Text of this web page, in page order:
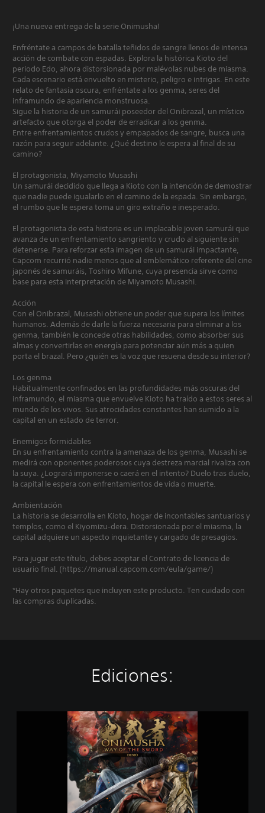
¡Una nueva entrega de la serie Onimusha!
Enfréntate a campos de batalla teñidos de sangre llenos de intensa
acción de combate con espadas. Explora la histórica Kioto del
periodo Edo, ahora distorsionada por malévolas nubes de miasma.
Cada escenario está envuelto en misterio, peligro e intrigas. En este
relato de fantasía oscura, enfréntate a los genma, seres del
inframundo de apariencia monstruosa.
Sigue la historia de un samurái poseedor del Onibrazal, un místico
artefacto que otorga el poder de erradicar a los genma.
Entre enfrentamientos crudos y empapados de sangre, busca una
razón para seguir adelante. ¿Qué destino le espera al final de su
camino?
El protagonista, Miyamoto Musashi
Un samurái decidido que llega a Kioto con la intención de demostrar
que nadie puede igualarlo en el camino de la espada. Sin embargo,
el rumbo que le espera toma un giro extraño e inesperado.
El protagonista de esta historia es un implacable joven samurái que
avanza de un enfrentamiento sangriento y crudo al siguiente sin
detenerse. Para reforzar esta imagen de un samurái impactante,
Capcom recurrió nadie menos que al emblemático referente del cine
japonés de samuráis, Toshiro Mifune, cuya presencia sirve como
base para esta interpretación de Miyamoto Musashi.
Acción
Con el Onibrazal, Musashi obtiene un poder que supera los límites
humanos. Además de darle la fuerza necesaria para eliminar a los
genma, también le concede otras habilidades, como absorber sus
almas y convertirlas en energía para potenciar aún más a quien
porta el brazal. Pero ¿quién es la voz que resuena desde su interior?
Los genma
Habitualmente confinados en las profundidades más oscuras del
inframundo, el miasma que envuelve Kioto ha traído a estos seres al
mundo de los vivos. Sus atrocidades constantes han sumido a la
capital en un estado de terror.
Enemigos formidables
En su enfrentamiento contra la amenaza de los genma, Musashi se
medirá con oponentes poderosos cuya destreza marcial rivaliza con
la suya. ¿Logrará imponerse o caerá en el intento? Duelo tras duelo,
la capital le espera con enfrentamientos de vida o muerte.
Ambientación
La historia se desarrolla en Kioto, hogar de incontables santuarios y
templos, como el Kiyomizu‑dera. Distorsionada por el miasma, la
capital adquiere un aspecto inquietante y cargado de presagios.
Para jugar este título, debes aceptar el Contrato de licencia de
usuario final. (https://manual.capcom.com/eula/game/)
*Hay otros paquetes que incluyen este producto. Ten cuidado con
las compras duplicadas.
Ediciones: